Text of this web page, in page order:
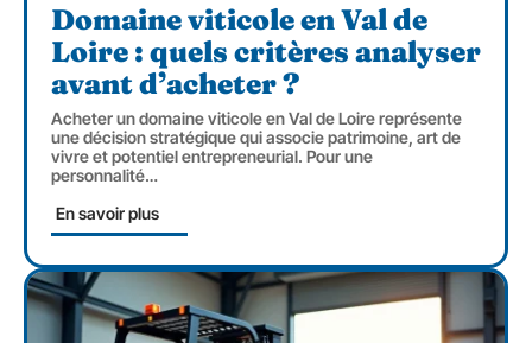
Domaine viticole en Val de
Loire : quels critères analyser
avant d’acheter ?
Acheter un domaine viticole en Val de Loire représente
une décision stratégique qui associe patrimoine, art de
vivre et potentiel entrepreneurial. Pour une
personnalité…
En savoir plus